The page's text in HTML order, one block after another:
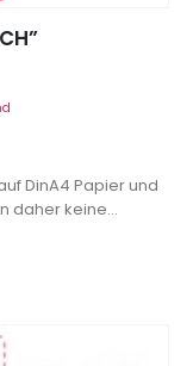
DinA4 Papier und
daher keine